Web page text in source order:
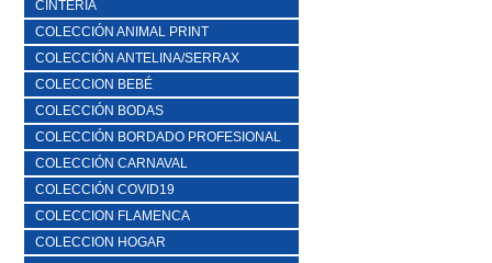
CINTERÍA
COLECCIÓN ANIMAL PRINT
COLECCIÓN ANTELINA/SERRAX
COLECCION BEBÉ
COLECCIÓN BODAS
COLECCIÓN BORDADO PROFESIONAL
COLECCIÓN CARNAVAL
COLECCIÓN COVID19
COLECCION FLAMENCA
COLECCION HOGAR